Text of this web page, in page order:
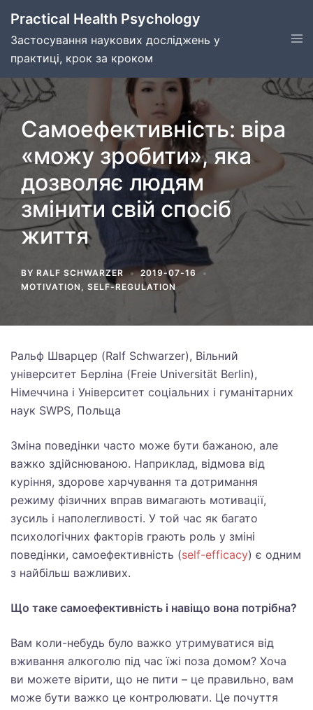
content
Practical Health Psychology
Застосування наукових досліджень у
практиці, крок за кроком
Самоефективність: віра
«можу зробити», яка
дозволяє людям
змінити свій спосіб
життя
BY RALF SCHWARZER
2019-07-16
MOTIVATION , SELF-REGULATION
Ральф Шварцер (Ralf Schwarzer), Вільний
університет Берліна (Freie Universität Berlin),
Німеччина і Університет соціальних і гуманітарних
наук SWPS, Польща
Зміна поведінки часто може бути бажаною, але
важко здійснюваною. Наприклад, відмова від
куріння, здорове харчування та дотримання
режиму фізичних вправ вимагають мотивації,
зусиль і наполегливості. У той час як багато
психологічних факторів грають роль у зміні
поведінки, самоефективність (self-efficacy) є одним
з найбільш важливих.
Що таке самоефективність і навіщо вона потрібна?
Вам коли-небудь було важко утримуватися від
вживання алкоголю під час їжі поза домом? Хоча
ви можете вірити, що не пити – це правильно, вам
може бути важко це контролювати. Це почуття